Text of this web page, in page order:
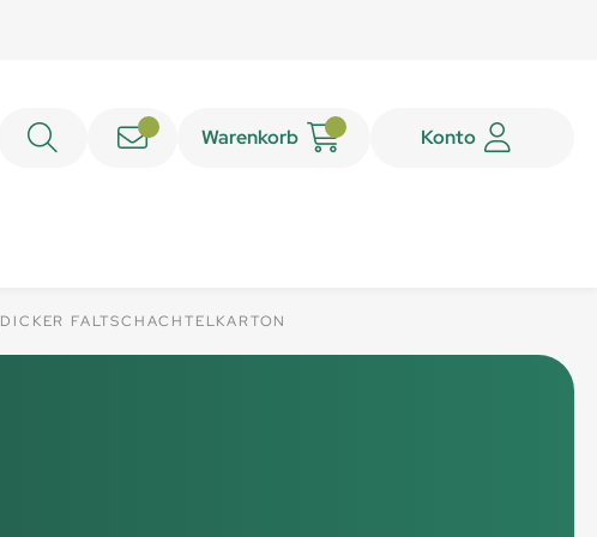
Warenkorb Konto
DICKER FALTSCHACHTELKARTON